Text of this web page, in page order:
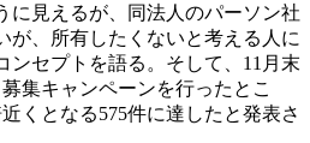
に見えるが、同法人のパーソン社
が、所有したくないと考える人に
ンセプトを語る。そして、11月末
集キャンペーンを行ったとこ
くとなる575件に達したと発表さ